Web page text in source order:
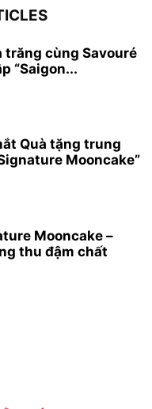
trăng cùng Savouré
“Saigon...
Quà tặng trung
Mooncake”
Mooncake –
thu đậm chất